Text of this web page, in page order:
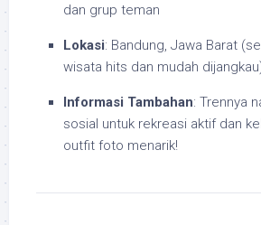
dan grup teman
Lokasi: Bandung, Jawa Barat
wisata hits dan mudah
Informasi Tambahan: Trennya
sosial untuk rekreasi aktif dan
outfit foto menarik!